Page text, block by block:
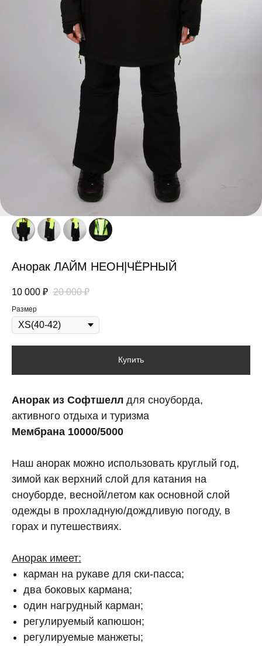
Анорак ЛАЙМ НЕОН|ЧЁРНЫЙ
10 000 ₽ 20 000 ₽
Размер
Купить
Анорак из Софтшелл для сноуборда,
активного отдыха и туризма
Мембрана 10000/5000
Наш анорак можно использовать круглый год,
зимой как верхний слой для катания на
сноуборде, весной/летом как основной слой
одежды в прохладную/дождливую погоду, в
горах и путешествиях.
Анорак имеет:
карман на рукаве для ски-пасса;
два боковых кармана;
один нагрудный карман;
регулируемый капюшон;
регулируемые манжеты;